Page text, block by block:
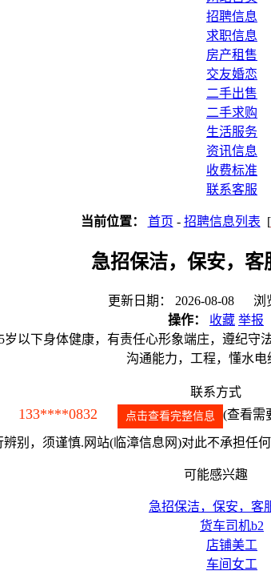
招聘信息
求职信息
房产租售
交友婚恋
二手出售
二手求购
生活服务
资讯信息
收费标准
联系客服
当前位置： 首页 - 招聘信息列表 [
急招保洁，保安，客
更新日期： 2026-08-08 浏
操作：
收藏 举报
以下身体健康，有责任心形象端庄，遵纪
沟通能力，工程，懂水电
联系方式
133****0832 点击查看完整信息 (查看需
别，须谨慎.网站(临漳信息网)对此不承担任
可能感兴趣
急招保洁，保安，客
货车司机b2
店铺美工
车间女工